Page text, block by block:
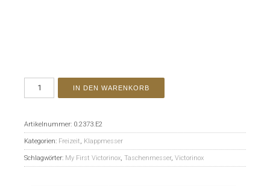
IN DEN WARENKORB
Artikelnummer: 0.2373.E2
Kategorien: Freizeit, Klappmesser
Schlagwörter: My First Victorinox, Taschenmesser, Victorinox